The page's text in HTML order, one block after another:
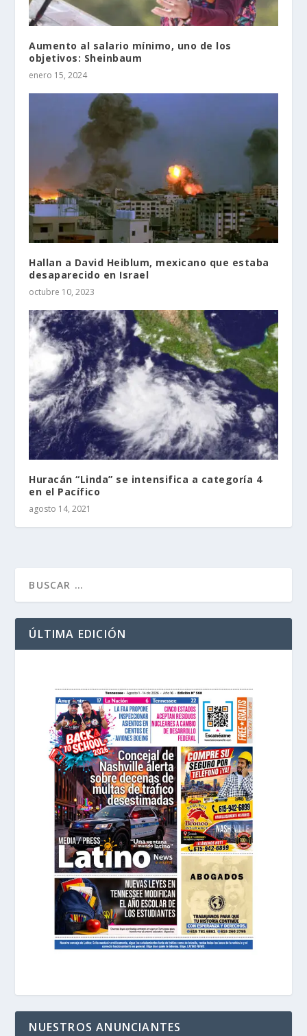
Aumento al salario mínimo, uno de los
objetivos: Sheinbaum
enero 15, 2024
Hallan a David Heiblum, mexicano que estaba
desaparecido en Israel
octubre 10, 2023
Huracán “Linda” se intensifica a categoría 4
en el Pacífico
agosto 14, 2021
ÚLTIMA EDICIÓN
NUESTROS ANUNCIANTES